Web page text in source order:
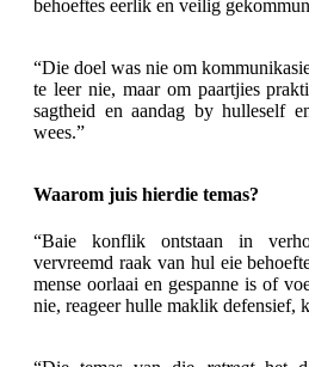
behoeftes eerlik en veilig
“Die doel was nie om
te leer nie, maar om paartjies
sagtheid en aandag by hulleself
wees.”
Waarom juis hierdie temas?
“Baie konflik ontstaan in
vervreemd raak van hul eie
mense oorlaai en gespanne is of
nie, reageer hulle maklik defensief,